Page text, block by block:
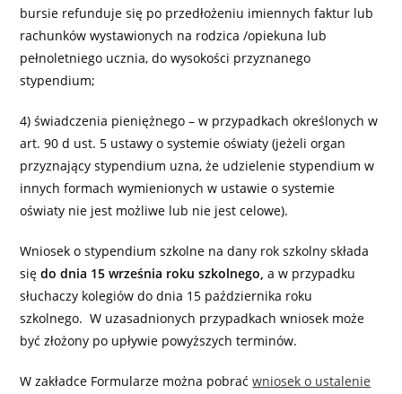
bursie refunduje się po przedłożeniu imiennych faktur lub
rachunków wystawionych na rodzica /opiekuna lub
pełnoletniego ucznia, do wysokości przyznanego
stypendium;
4) świadczenia pieniężnego – w przypadkach określonych w
art. 90 d ust. 5 ustawy o systemie oświaty (jeżeli organ
przyznający stypendium uzna, że udzielenie stypendium w
innych formach wymienionych w ustawie o systemie
oświaty nie jest możliwe lub nie jest celowe).
Wniosek o stypendium szkolne na dany rok szkolny składa
siędo dnia 15 września roku szkolnego,a w przypadku
słuchaczy kolegiów do dnia 15 października roku
szkolnego. W uzasadnionych przypadkach wniosek może
być złożony po upływie powyższych terminów.
W zakładce Formularze można pobraćwniosek o ustalenie